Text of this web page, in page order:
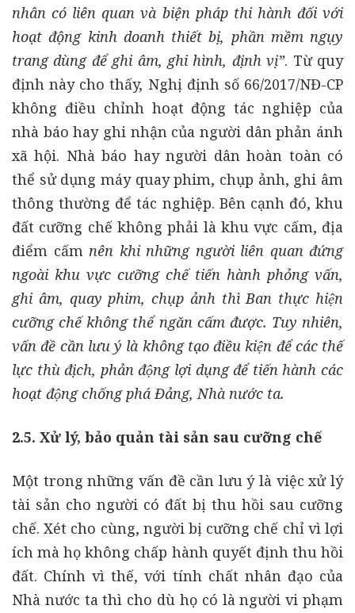
nhân có liên quan và biện pháp thi hành đối với
hoạt động kinh doanh thiết bị, phần mềm ngụy
trang dùng để ghi âm, ghi hình, định vị”. Từ quy
định này cho thấy, Nghị định số 66/2017/NĐ-CP
không điều chỉnh hoạt động tác nghiệp của
nhà báo hay ghi nhận của người dân phản ánh
xã hội. Nhà báo hay người dân hoàn toàn có
thể sử dụng máy quay phim, chụp ảnh, ghi âm
thông thường để tác nghiệp. Bên cạnh đó, khu
đất cưỡng chế không phải là khu vực cấm, địa
điểm cấm nên khi những người liên quan đứng
ngoài khu vực cưỡng chế tiến hành phỏng vấn,
ghi âm, quay phim, chụp ảnh thì Ban thực hiện
cưỡng chế không thể ngăn cấm được. Tuy nhiên,
vấn đề cần lưu ý là không tạo điều kiện để các thế
lực thù địch, phản động lợi dụng để tiến hành các
hoạt động chống phá Đảng, Nhà nước ta.
2.5. Xử lý, bảo quản tài sản sau cưỡng chế
Một trong những vấn đề cần lưu ý là việc xử lý
tài sản cho người có đất bị thu hồi sau cưỡng
chế. Xét cho cùng, người bị cưỡng chế chỉ vì lợi
ích mà họ không chấp hành quyết định thu hồi
đất. Chính vì thế, với tính chất nhân đạo của
Nhà nước ta thì cho dù họ có là người vi phạm